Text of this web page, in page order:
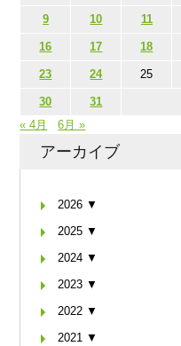
9 10 11
16 17 18
23 24 25
30
31
« 4月
6月 »
アーカイブ
2026 ▼
2025 ▼
2024 ▼
2023 ▼
2022 ▼
2021 ▼